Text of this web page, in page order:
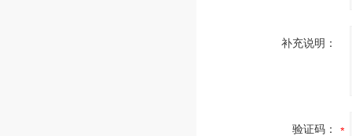
补充说明：
验证码：